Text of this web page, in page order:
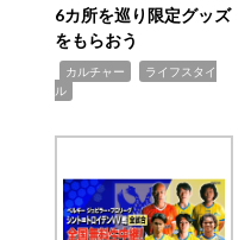
6カ所を巡り限定グッズ
をもらおう
カルチャー
ライフスタイ
ル